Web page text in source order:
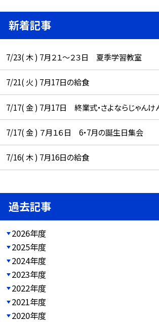
新着記事
7/23( 木 ) 7月２１～２３日 夏季学習教室
7/21( 火 ) 7月17日の給食
7/17( 金 ) 7月17日 終業式・さよならじゃんけ
7/17( 金 ) ７月１６日 6・7月の誕生日集会
7/16( 木 ) 7月16日の給食
過去記事
2026年度
2025年度
2024年度
2023年度
2022年度
2021年度
2020年度